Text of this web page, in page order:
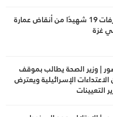
انتشال رفات 19 شهيدًا من أنقاض عمارة
غزة
| وزير الصحة يطالب بموقف
الإسرائيلية ويعترض
التعيينات